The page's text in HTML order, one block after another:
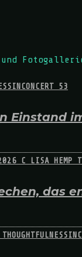
Einstand
das